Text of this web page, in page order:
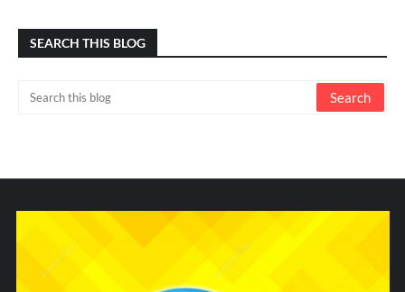
SEARCH THIS BLOG